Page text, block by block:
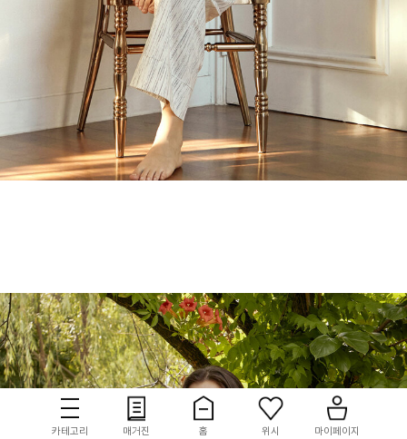
카테고리 매거진 홈 위시 마이페이지